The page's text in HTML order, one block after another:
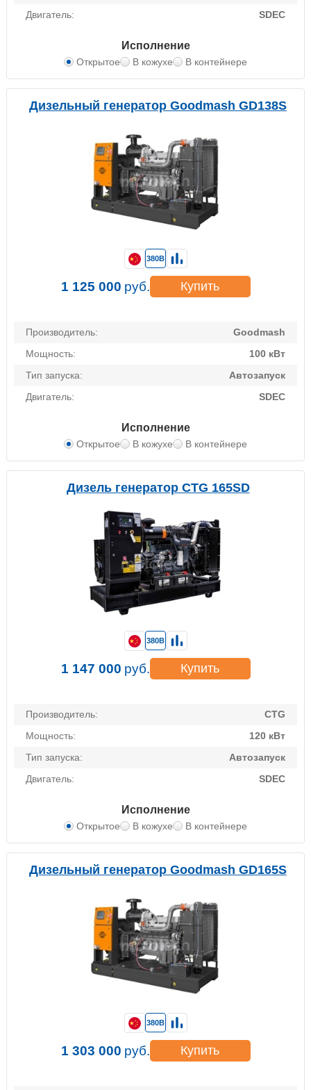
Двигатель:
SDEC
Исполнение
Открытое В кожухе В контейнере
Дизельный генератор Goodmash GD138S
Производитель:
Goodmash
Мощность:
100 кВт
Тип запуска:
Автозапуск
Двигатель:
SDEC
Исполнение
Открытое В кожухе В контейнере
380В
1 125 000 руб. Купить
Дизель генератор CTG 165SD
Производитель:
CTG
Мощность:
120 кВт
Тип запуска:
Автозапуск
Двигатель:
SDEC
Исполнение
Открытое В кожухе В контейнере
380В
1 147 000 руб. Купить
Дизельный генератор Goodmash GD165S
380В
1 303 000 руб. Купить